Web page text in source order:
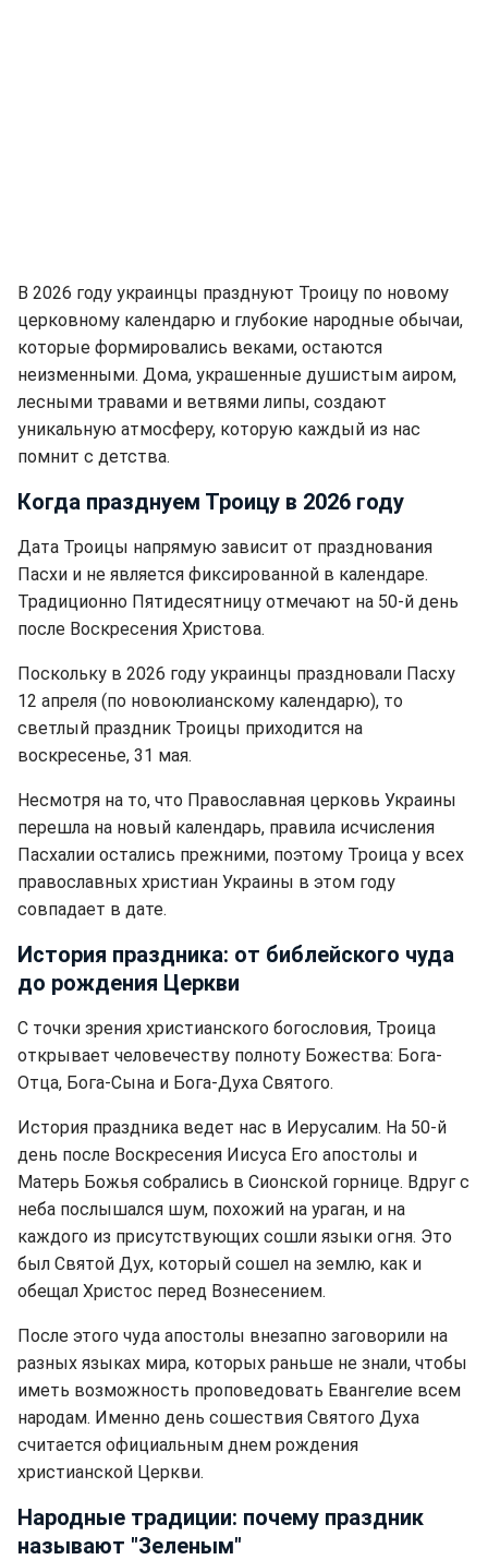
В 2026 году украинцы празднуют Троицу по новому
церковному календарю и глубокие народные обычаи,
которые формировались веками, остаются
неизменными. Дома, украшенные душистым аиром,
лесными травами и ветвями липы, создают
уникальную атмосферу, которую каждый из нас
помнит с детства.
Когда празднуем Троицу в 2026 году
Дата Троицы напрямую зависит от празднования
Пасхи и не является фиксированной в календаре.
Традиционно Пятидесятницу отмечают на 50-й день
после Воскресения Христова.
Поскольку в 2026 году украинцы праздновали Пасху
12 апреля (по новоюлианскому календарю), то
светлый праздник Троицы приходится на
воскресенье, 31 мая.
Несмотря на то, что Православная церковь Украины
перешла на новый календарь, правила исчисления
Пасхалии остались прежними, поэтому Троица у всех
православных христиан Украины в этом году
совпадает в дате.
История праздника: от библейского чуда
до рождения Церкви
С точки зрения христианского богословия, Троица
открывает человечеству полноту Божества: Бога-
Отца, Бога-Сына и Бога-Духа Святого.
История праздника ведет нас в Иерусалим. На 50-й
день после Воскресения Иисуса Его апостолы и
Матерь Божья собрались в Сионской горнице. Вдруг с
неба послышался шум, похожий на ураган, и на
каждого из присутствующих сошли языки огня. Это
был Святой Дух, который сошел на землю, как и
обещал Христос перед Вознесением.
После этого чуда апостолы внезапно заговорили на
разных языках мира, которых раньше не знали, чтобы
иметь возможность проповедовать Евангелие всем
народам. Именно день сошествия Святого Духа
считается официальным днем рождения
христианской Церкви.
Народные традиции: почему праздник
называют "Зеленым"